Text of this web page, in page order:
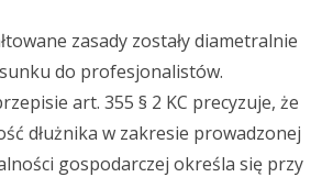
zasady zostały diametralnie
do profesjonalistów.
art. 355 § 2 KC precyzuje, że
dłużnika w zakresie prowadzonej
gospodarczej określa się przy